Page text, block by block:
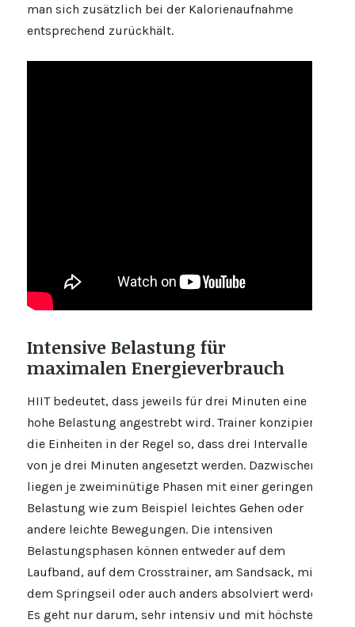
man sich zusätzlich bei der Kalorienaufnahme
entsprechend zurückhält.
Intensive Belastung für
maximalen Energieverbrauch
HIIT bedeutet, dass jeweils für drei Minuten eine
hohe Belastung angestrebt wird. Trainer konzipieren
die Einheiten in der Regel so, dass drei Intervalle
von je drei Minuten angesetzt werden. Dazwischen
liegen je zweiminütige Phasen mit einer geringen
Belastung wie zum Beispiel leichtes Gehen oder
andere leichte Bewegungen. Die intensiven
Belastungsphasen können entweder auf dem
Laufband, auf dem Crosstrainer, am Sandsack, mit
dem Springseil oder auch anders absolviert werden.
Es geht nur darum, sehr intensiv und mit höchstem